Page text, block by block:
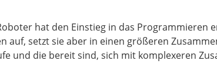
hat den Einstieg in das Programmieren
auf, setzt sie aber in einen größeren
und die bereit sind, sich mit komplexeren